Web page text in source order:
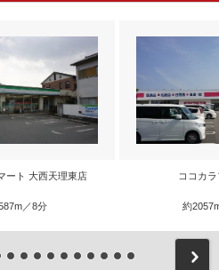
ート 大西天理東店
／8分
ココカ
約